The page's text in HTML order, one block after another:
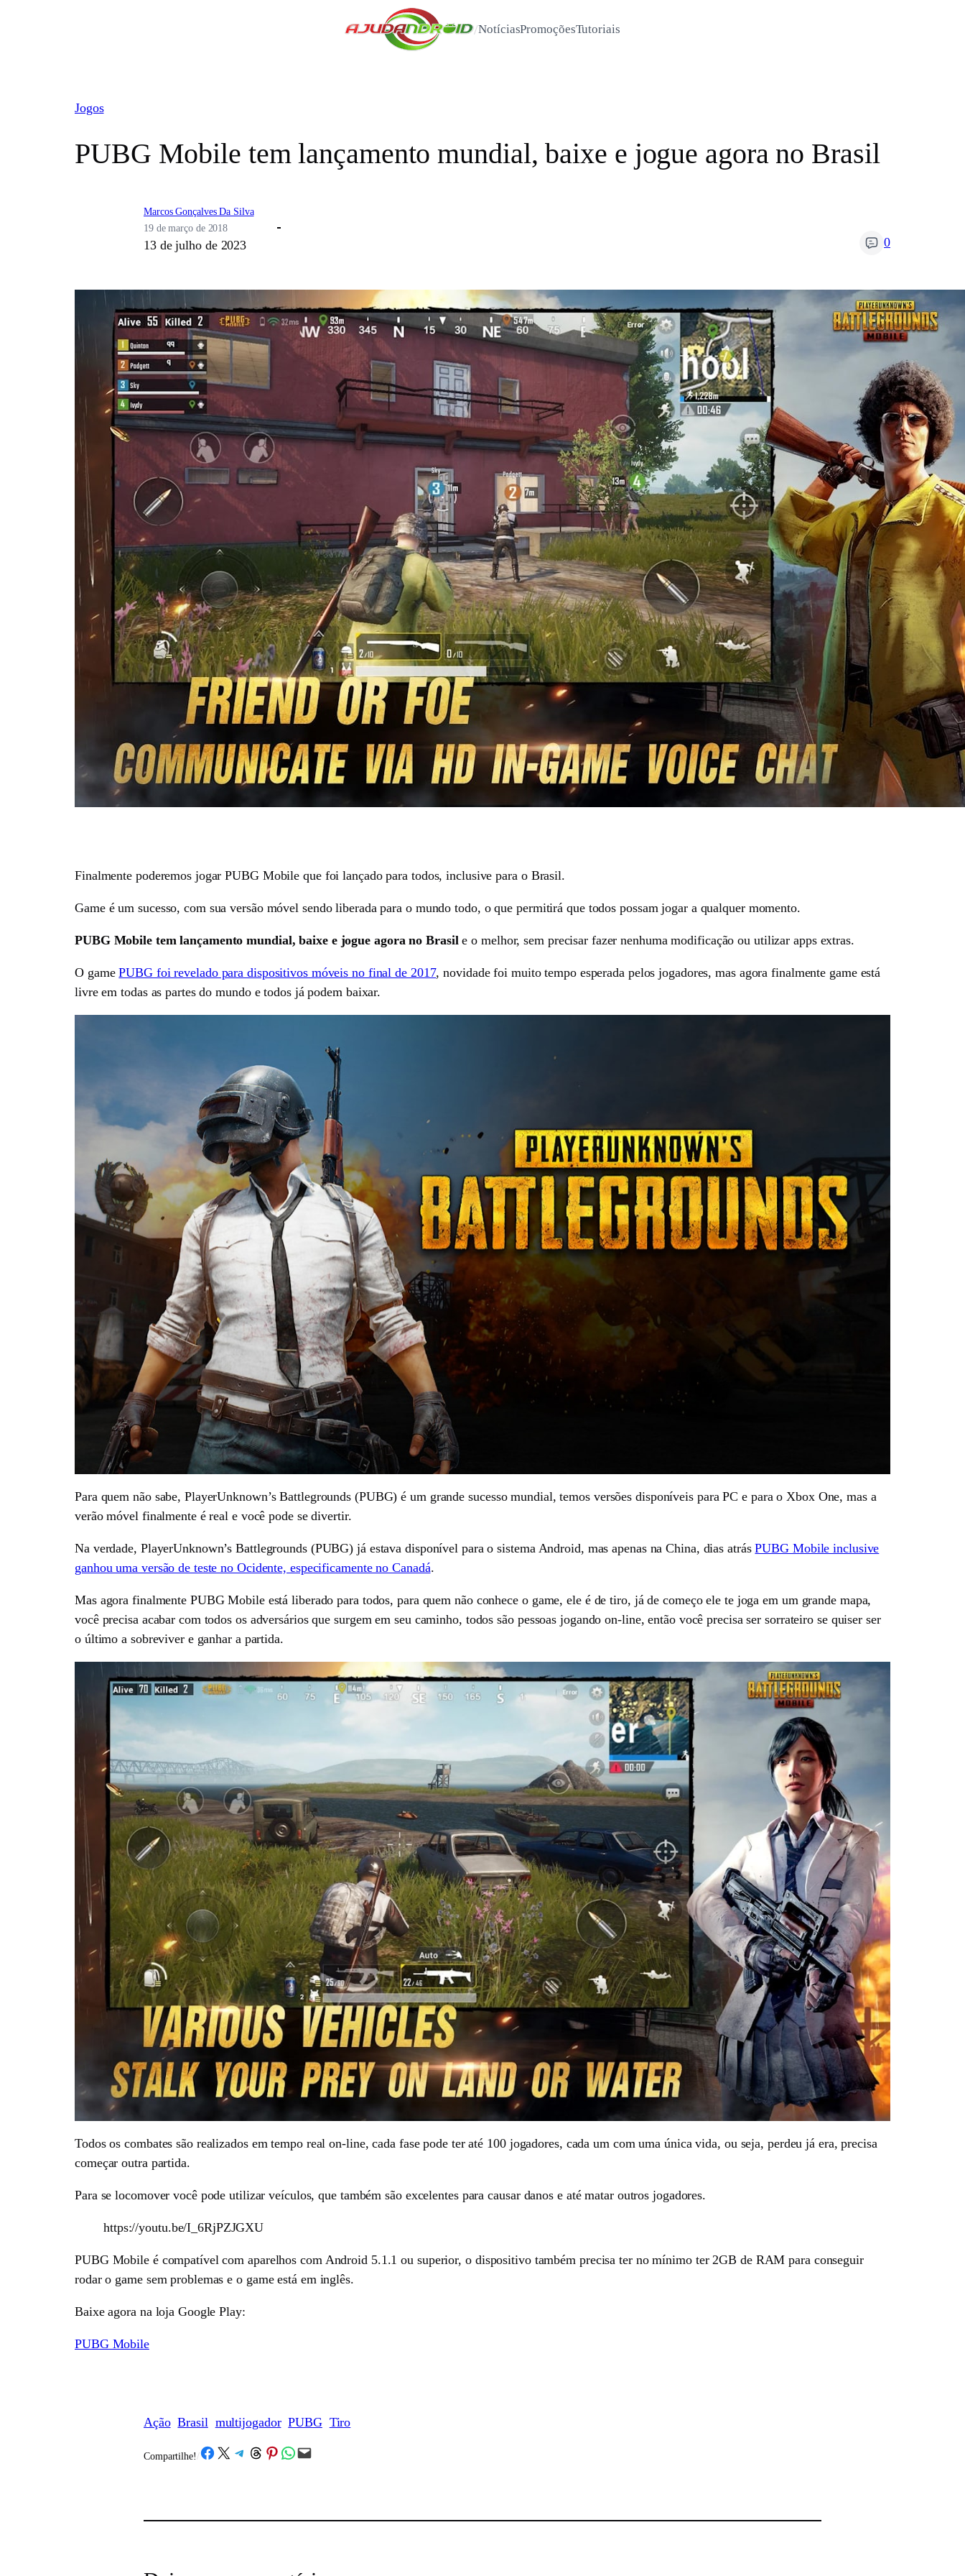
/NotíciasPromoçõesTutoriais
Jogos
PUBG Mobile tem lançamento mundial, baixe e jogue agora no Brasil
Marcos Gonçalves Da Silva
19 de março de 2018
13 de julho de 2023 0
Finalmente poderemos jogar PUBG Mobile que foi lançado para todos, inclusive para o Brasil.
Game é um sucesso, com sua versão móvel sendo liberada para o mundo todo, o que permitirá que todos possam jogar a qualquer momento.
PUBG Mobile tem lançamento mundial, baixe e jogue agora no Brasil e o melhor, sem precisar fazer nenhuma modificação ou utilizar apps extras.
O gamePUBG foi revelado para dispositivos móveis no final de 2017, novidade foi muito tempo esperada pelos jogadores, mas agora finalmente game está
livre em todas as partes do mundo e todos já podem baixar.
Para quem não sabe, PlayerUnknown’s Battlegrounds (PUBG) é um grande sucesso mundial, temos versões disponíveis para PC e para o Xbox One, mas a
verão móvel finalmente é real e você pode se divertir.
Na verdade, PlayerUnknown’s Battlegrounds (PUBG) já estava disponível para o sistema Android, mas apenas na China, dias atrásPUBG Mobile inclusive
ganhou uma versão de teste no Ocidente, especificamente no Canadá.
Mas agora finalmente PUBG Mobile está liberado para todos, para quem não conhece o game, ele é de tiro, já de começo ele te joga em um grande mapa,
você precisa acabar com todos os adversários que surgem em seu caminho, todos são pessoas jogando on-line, então você precisa ser sorrateiro se quiser ser
o último a sobreviver e ganhar a partida.
Todos os combates são realizados em tempo real on-line, cada fase pode ter até 100 jogadores, cada um com uma única vida, ou seja, perdeu já era, precisa
começar outra partida.
Para se locomover você pode utilizar veículos, que também são excelentes para causar danos e até matar outros jogadores.
https://youtu.be/I_6RjPZJGXU
PUBG Mobile é compatível com aparelhos com Android 5.1.1 ou superior, o dispositivo também precisa ter no mínimo ter 2GB de RAM para conseguir
rodar o game sem problemas e o game está em inglês.
Baixe agora na loja Google Play:
PUBG Mobile
Ação Brasil multijogador PUBG Tiro
Compartilhe!/Share on Facebook
Share on X Share on Telegram
Share on Threads
Share on Pinterest
Share on WhatsApp
Email this Page